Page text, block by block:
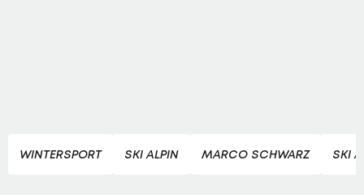
WINTERSPORT SKI ALPIN MARCO SCHWARZ SKI